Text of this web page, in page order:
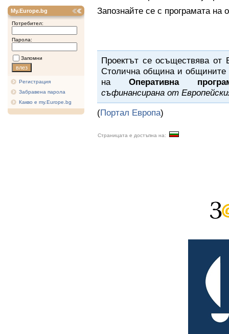
My.Europe.bg
Потребител:
Парола:
Запомни
Регистрация
Забравена парола
Какво е my.Europe.bg
Запознайте се с програмата на
Проектът се осъществява от
Столична община и общините
на Оперативна
съфинансирана от
(Портал Европа)
Страницата е достъпна на: